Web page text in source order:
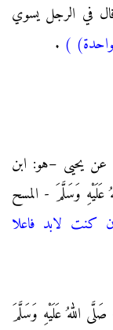
في الرجل يسوي
)
.
يحيى –هو: ابن
عَلَيْهِ وَسَلَّمَ - المسح
كنت لابد فاعلا
صَلَّى اللهُ عَلَيْهِ وَسَلَّمَ